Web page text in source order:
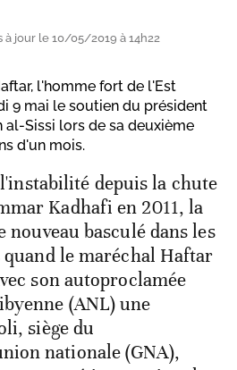
à jour le 10/05/2019 à 14h22
l'homme fort de l'Est
9 mai le soutien du président
Sissi lors de sa deuxième
d'un mois.
depuis la chute
Kadhafi en 2011, la
nouveau basculé dans les
quand le maréchal Haftar
son autoproclamée
(ANL) une
siège du
nationale (GNA),